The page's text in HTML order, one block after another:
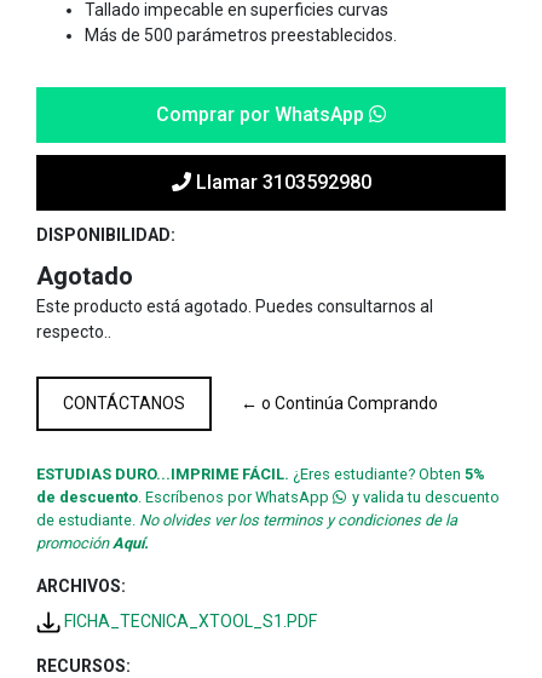
Tallado impecable en superficies curvas
Más de 500 parámetros preestablecidos.
Comprar por WhatsApp
Llamar 3103592980
DISPONIBILIDAD:
Agotado
Este producto está agotado. Puedes consultarnos al
respecto..
CONTÁCTANOS ← o Continúa Comprando
ESTUDIAS DURO...IMPRIME FÁCIL. ¿Eres estudiante? Obten 5%
de descuento. Escríbenos por WhatsApp
y valida tu descuento
de estudiante. No olvides ver los terminos y condiciones de la
promociónAquí.
ARCHIVOS:
FICHA_TECNICA_XTOOL_S1.PDF
RECURSOS: